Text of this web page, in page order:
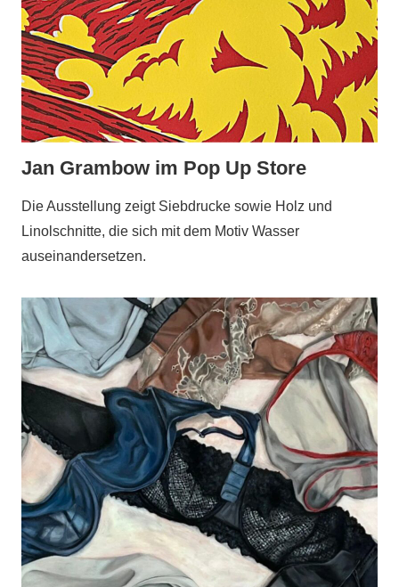
Jan Grambow im Pop Up Store
Die Ausstellung zeigt Siebdrucke sowie Holz und
Linolschnitte, die sich mit dem Motiv Wasser
auseinandersetzen.